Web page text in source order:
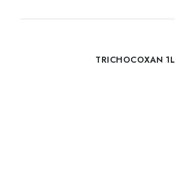
TRICHOCOXAN 1L